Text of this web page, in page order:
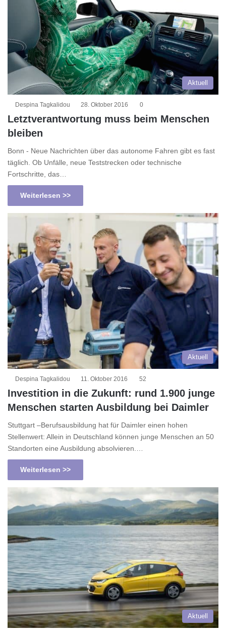
Aktuell
Despina Tagkalidou 28. Oktober 2016 0
Letztverantwortung muss beim Menschen
bleiben
Bonn - Neue Nachrichten über das autonome Fahren gibt es fast
täglich. Ob Unfälle, neue Teststrecken oder technische
Fortschritte, das…
Weiterlesen >>
Aktuell
Despina Tagkalidou 11. Oktober 2016 52
Investition in die Zukunft: rund 1.900 junge
Menschen starten Ausbildung bei Daimler
Stuttgart –Berufsausbildung hat für Daimler einen hohen
Stellenwert: Allein in Deutschland können junge Menschen an 50
Standorten eine Ausbildung absolvieren.…
Weiterlesen >>
Aktuell